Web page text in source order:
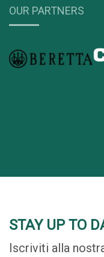
OUR PARTNERS
STAY UP TO
Iscriviti alla